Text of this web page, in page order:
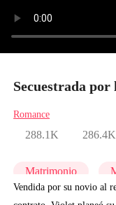
Secuestrada
Romance
288.1K 286.4K
Matrimonio
Vendida por su novio al